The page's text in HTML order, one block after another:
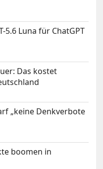
5.6 Luna für ChatGPT
Das kostet
„keine Denkverbote
boomen in